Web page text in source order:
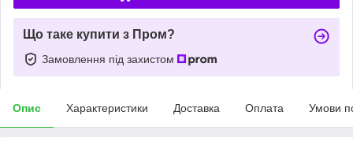
Що таке купити з Пром?
Замовлення під захистом
Опис Характеристики Доставка Оплата Умови